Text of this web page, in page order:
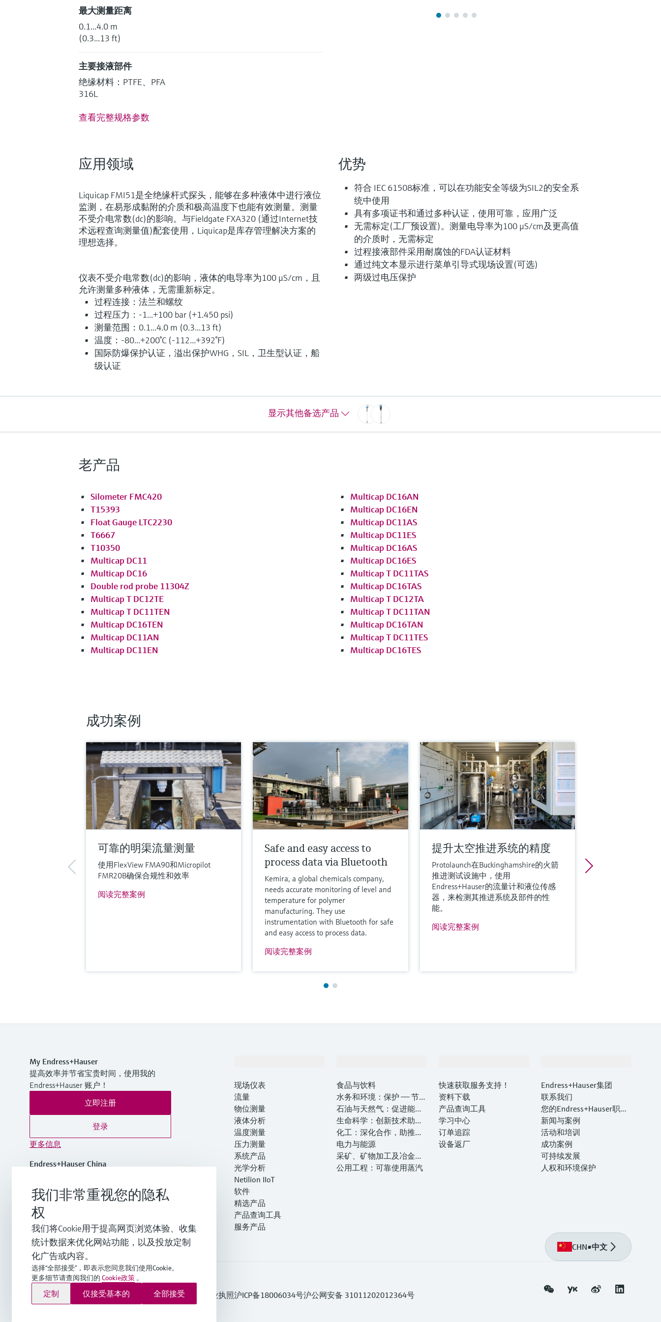
最大测量距离
0.1...4.0 m
(0.3...13 ft)
主要接液部件
绝缘材料：PTFE、PFA
316L
查看完整规格参数
应用领域
Liquicap FMI51是全绝缘杆式探头，能够在多种液体中进行液位
监测，在易形成黏附的介质和极高温度下也能有效测量。测量
不受介电常数(dc)的影响。与Fieldgate FXA320 (通过Internet技
术远程查询测量值)配套使用，Liquicap是库存管理解决方案的
理想选择。
仪表不受介电常数(dc)的影响，液体的电导率为100 μS/cm，且
允许测量多种液体，无需重新标定。
过程连接：法兰和螺纹
过程压力：-1...+100 bar (+1.450 psi)
测量范围：0.1...4.0 m (0.3...13 ft)
温度：-80...+200°C (-112...+392°F)
国际防爆保护认证，溢出保护WHG，SIL，卫生型认证，船
级认证
优势
符合 IEC 61508标准，可以在功能安全等级为SIL2的安全系
统中使用
具有多项证书和通过多种认证，使用可靠，应用广泛
无需标定(工厂预设置)。测量电导率为100 μS/cm及更高值
的介质时，无需标定
过程接液部件采用耐腐蚀的FDA认证材料
通过纯文本显示进行菜单引导式现场设置(可选)
两级过电压保护
灵活满足各类仪表选型要求
F Fundamental选型 (1) L Lean选型 (0) E Extended选型 (1) 当前结果 X Xpert选型 (0)
创新技术助力工艺流程优化 什么是FLEX产品选型
F X
电容式物位测量
Liquicap FMI52
Liquicap FMI52全绝缘缆式探头广泛应用于液体液位监测，尤
测量精度
过程压力（绝压）/最大过压限定值
真空...100 bar
最大测量距离
0.42...10.0 m
(1.38...33 ft)
主要接液部件
绝缘材料：FEP、PFA
316L
更多信息
显示其他备选产品
老产品
Silometer FMC420
T15393
Float Gauge LTC2230
T6667
T10350
Multicap DC11
Multicap DC16
Double rod probe 11304Z
Multicap T DC12TE
Multicap T DC11TEN
Multicap DC16TEN
Multicap DC11AN
Multicap DC11EN
Multicap DC16AN
Multicap DC16EN
Multicap DC11AS
Multicap DC11ES
Multicap DC16AS
Multicap DC16ES
Multicap T DC11TAS
Multicap DC16TAS
Multicap T DC12TA
Multicap T DC11TAN
Multicap DC16TAN
Multicap T DC11TES
Multicap DC16TES
成功案例
可靠的明渠流量测量
使用FlexView FMA90和Micropilot
FMR20B确保合规性和效率
阅读完整案例
Safe and easy access to
process data via Bluetooth
Kemira, a global chemicals company,
needs accurate monitoring of level and
temperature for polymer
manufacturing. They use
instrumentation with Bluetooth for safe
and easy access to process data.
阅读完整案例
提升太空推进系统的精度
Protolaunch在Buckinghamshire的火箭
推进测试设施中，使用
Endress+Hauser的流量计和液位传感
器，来检测其推进系统及部件的性
能。
阅读完整案例
My Endress+Hauser
提高效率并节省宝贵时间，使用我的
Endress+Hauser 账户！
立即注册
登录
更多信息
Endress+Hauser China
+86-21-2403 9600
info.cn@endress.com
现场仪表
流量
物位测量
液体分析
温度测量
压力测量
系统产品
光学分析
Netilion IIoT
软件
精选产品
产品查询工具
服务产品
食品与饮料
水务和环境：保护 —— 节约
—— 提高
石油与天然气：促进能源
转型，实现净零目标
生命科学：创新技术助推
卓越运营
化工：深化合作，助推可
持续成功
电力与能源
采矿、矿物加工及冶金：
打造可持续的未来
公用工程：可靠使用蒸汽
快速获取服务支持！
资料下载
产品查询工具
学习中心
订单追踪
设备返厂
Endress+Hauser集团
联系我们
您的Endress+Hauser职业
生涯
新闻与案例
活动和培训
成功案例
可持续发展
人权和环境保护
CHN•中文
Endress+Hauser Group Services AG ©版权所有
版本说明
使用条款数据保护通用条款与条件规范及营业执照沪ICP备18006034号沪公网安备 31011202012364号
我们非常重视您的隐私
权
我们将Cookie用于提高网页浏览体验、收集
统计数据来优化网站功能，以及投放定制
化广告或内容。
选择“全部接受”，即表示您同意我们使用Cookie。
更多细节请查阅我们的 Cookie政策 。
定制 仅接受基本的 全部接受